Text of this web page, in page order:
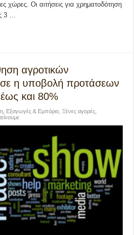
χώρες. Οι αιτήσεις για χρηματοδότηση
3 …
αγροτικών
η υποβολή προτάσεων
και 80%
Εξαγωγές & Εμπόριο ,Ξένες αγορές